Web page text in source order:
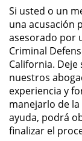
Si usted o un
una acusación
asesorado por
Criminal
California. Deje
nuestros
experiencia y
manejarlo de
ayuda, podrá
finalizar el